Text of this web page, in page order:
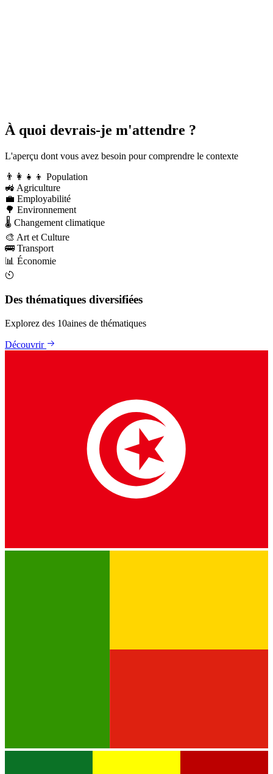
À quoi devrais-je m'attendre ?
L'aperçu dont vous avez besoin pour comprendre le contexte
👨‍👩‍👧‍👦 Population
🚜 Agriculture
💼 Employabilité
🌳 Environnement
🌡️ Changement climatique
🎨 Art et Culture
🚌 Transport
📊 Économie
Des thématiques diversifiées
Explorez des 10aines de thématiques
Découvrir